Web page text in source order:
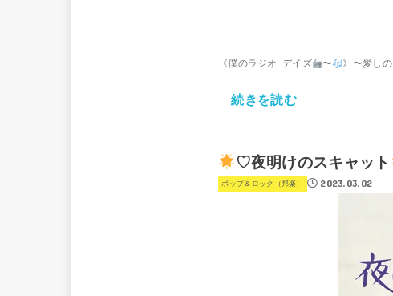
《僕のラジオ･デイズ 〜 》〜愛しの
続きを読む
♡夜明けのスキャット
ポップ＆ロック（邦楽） 2023.03.02